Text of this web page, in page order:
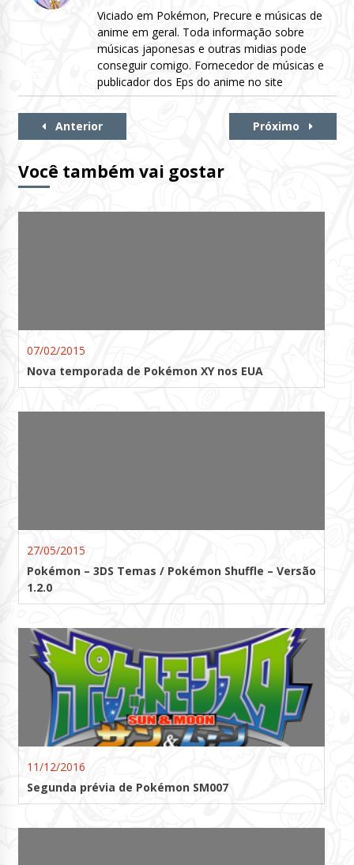
Viciado em Pokémon, Precure e músicas de
anime em geral. Toda informação sobre
músicas japonesas e outras midias pode
conseguir comigo. Fornecedor de músicas e
publicador dos Eps do anime no site
Continue
Anterior Próximo
Você também vai gostar
07/02/2015
Nova temporada de Pokémon XY nos EUA
27/05/2015
Pokémon – 3DS Temas / Pokémon Shuffle – Versão
1.2.0
11/12/2016
Segunda prévia de Pokémon SM007